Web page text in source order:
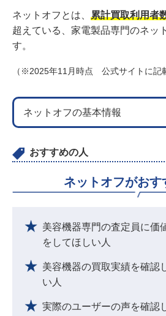
ネットオフとは、 累計買取利用者
超えている、家電製品専門のネッ
す。
（※2025年11月時点 公式サイトに記
ネットオフの基本情報
おすすめの人
ネットオフがおす
美容機器専門の査定員に価
をしてほしい人
美容機器の買取実績を確認
い人
実際のユーザーの声を確認